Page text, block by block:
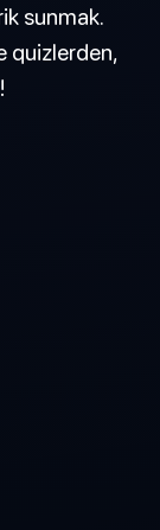
sunmak.
quizlerden,